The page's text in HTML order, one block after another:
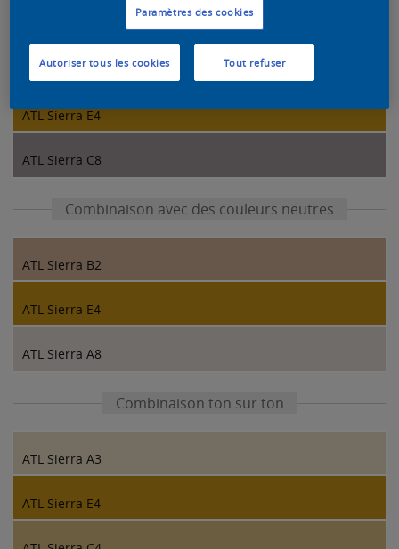
Combinaison de couleurs de nos designers
ATL Sierra A7
ATL Sierra E4
ATL Sierra C8
Combinaison avec des couleurs neutres
ATL Sierra B2
ATL Sierra E4
ATL Sierra A8
Combinaison ton sur ton
ATL Sierra A3
ATL Sierra E4
Paramètres des cookies
Tout refuser
Autoriser tous les cookies